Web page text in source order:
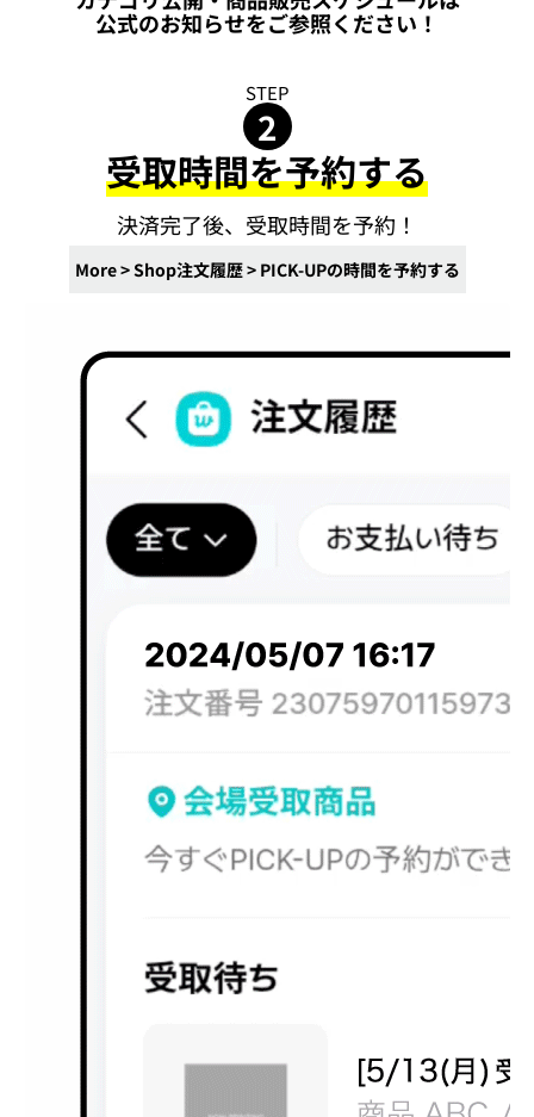
公式のお知らせをご参照ください！
STEP
2
受取時間を予約する
決済完了後、受取時間を予約！
More > Shop注文履歴 > PICK-UPの時間を予約する